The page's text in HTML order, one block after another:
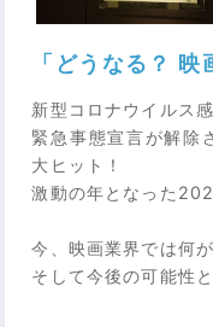
「どうなる？
新型コロナウイルス
緊急事態宣言が解除
大ヒット！
激動の年となった
今、映画業界では何
そして今後の可能性